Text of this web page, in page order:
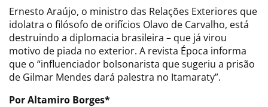
Ernesto Araújo, o ministro das Relações Exteriores que
idolatra o filósofo de orifícios Olavo de Carvalho, está
destruindo a diplomacia brasileira – que já virou
motivo de piada no exterior. A revista Época informa
que o “influenciador bolsonarista que sugeriu a prisão
de Gilmar Mendes dará palestra no Itamaraty”.
Por Altamiro Borges*